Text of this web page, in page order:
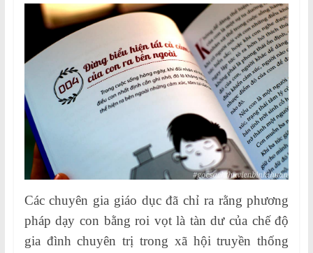
Các chuyên gia giáo dục đã chỉ ra rằng phương
pháp dạy con bằng roi vọt là tàn dư của chế độ
gia đình chuyên trị trong xã hội truyền thống